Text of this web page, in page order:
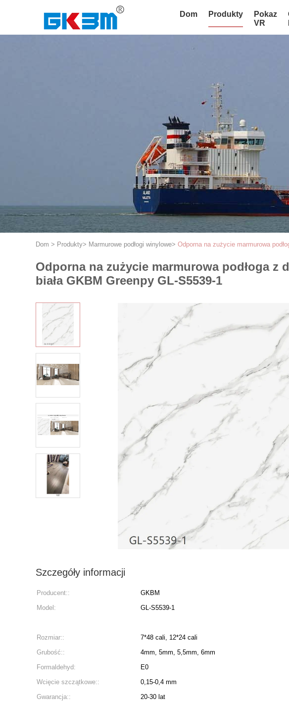
Dom Produkty
Pokaz
VR
Dom > Produkty> Marmurowe podłogi winylowe> Odporna na zużycie marmurowa
Odporna na zużycie marmurowa podłoga
biała GKBM Greenpy GL-S5539-1
Szczegóły informacji
Producent:: GKBM
Model:
GL-S5539-1
Rozmiar::
7*48 cali, 12*24 cali
Grubość::
4mm, 5mm, 5,5mm, 6mm
Formaldehyd:
E0
Wcięcie szczątkowe::
0,15-0,4 mm
Gwarancja::
20-30 lat